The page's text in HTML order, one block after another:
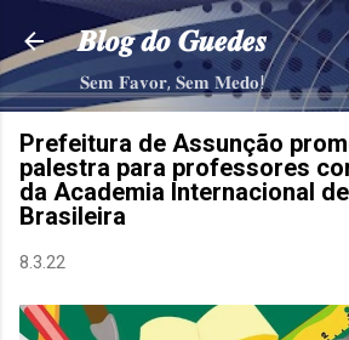
Pular para o conteúdo
𝑩𝒍𝒐𝒈 𝒅𝒐 𝑮𝒖𝒆𝒅𝒆𝒔
𝐒𝐞𝐦 𝐅𝐚𝐯𝐨𝐫, 𝐒𝐞𝐦 𝐌𝐞𝐝𝐨!
Prefeitura de Assunção
palestra para professores
da Academia Internacional
Brasileira
8.3.22